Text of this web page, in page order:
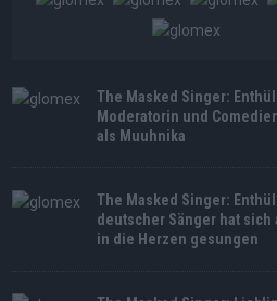
The Masked Singer:
Moderatorin und
als Muuhnika
The Masked Singer:
deutscher Sänger hat sich
in die Herzen gesungen